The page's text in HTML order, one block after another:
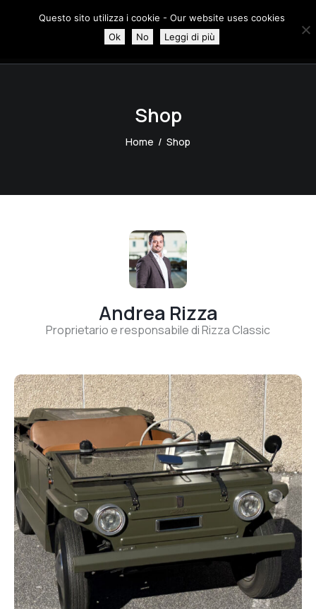
Shop
Home Shop
Andrea Rizza
Proprietario e responsabile di Rizza Classic
Questo sito utilizza i cookie - Our website uses cookies
Ok
No Leggi di più